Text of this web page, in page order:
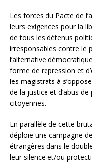
Les forces du Pacte de
leurs exigences pour la
de tous les détenus
irresponsables contre le
l’alternative
forme de répression et
les magistrats à
de la justice et d’abus
citoyennes.
En parallèle de cette
déploie une campagne
étrangères dans le
leur silence et/ou